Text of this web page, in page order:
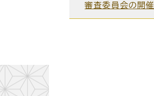
審査委員会の開催